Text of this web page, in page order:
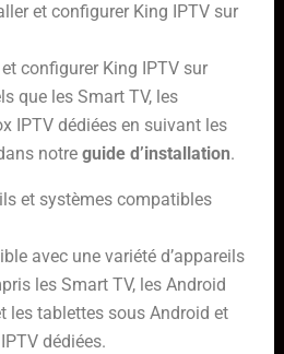
et configurer King IPTV sur
configurer King IPTV sur
que les Smart TV, les
IPTV dédiées en suivant les
notre guide d’installation.
et systèmes compatibles
avec une variété d’appareils
les Smart TV, les Android
les tablettes sous Android et
dédiées.